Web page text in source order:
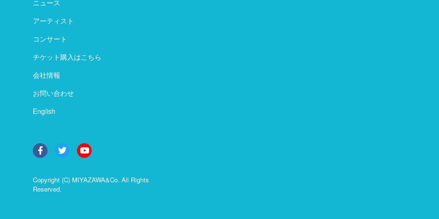
ニュース
アーティスト
コンサート
チケット購入はこちら
会社情報
お問い合わせ
English
Copyright (C) MIYAZAWA&Co. All Rights
Reserved.